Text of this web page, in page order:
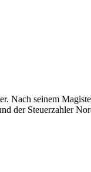
Nach seinem
der Steuerzahler